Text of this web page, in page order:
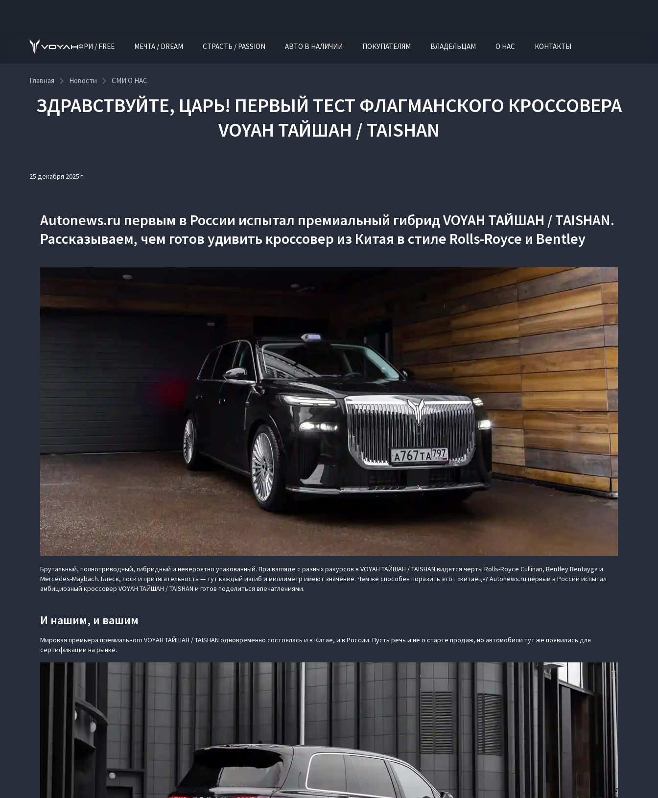
ФРИ / FREE МЕЧТА / DREAM СТРАСТЬ / PASSION АВТО В НАЛИЧИИ ПОКУПАТЕЛЯМ ВЛАДЕЛЬЦАМ О НАС КОНТАКТЫ
Главная Новости СМИ О НАС
ЗДРАВСТВУЙТЕ, ЦАРЬ! ПЕРВЫЙ ТЕСТ ФЛАГМАНСКОГО КРОССОВЕРА
VOYAH ТАЙШАН / TAISHAN
25 декабря 2025 г.
Autonews.ru первым в России испытал премиальный гибрид VOYAH ТАЙШАН / TAISHAN.
Рассказываем, чем готов удивить кроссовер из Китая в стиле Rolls-Royce и Bentley
Брутальный, полноприводный, гибридный и невероятно упакованный. При взгляде с разных ракурсов в VOYAH ТАЙШАН / TAISHAN видятся черты Rolls-Royce Cullinan, Bentley Bentayga и
Mercedes-Maybach. Блеск, лоск и притягательность — тут каждый изгиб и миллиметр имеют значение. Чем же способен поразить этот «китаец»? Autonews.ru первым в России испытал
амбициозный кроссовер VOYAH ТАЙШАН / TAISHAN и готов поделиться впечатлениями.
И нашим, и вашим
Мировая премьера премиального VOYAH ТАЙШАН / TAISHAN одновременно состоялась и в Китае, и в России. Пусть речь и не о старте продаж, но автомобили тут же появились для
сертификации на рынке.